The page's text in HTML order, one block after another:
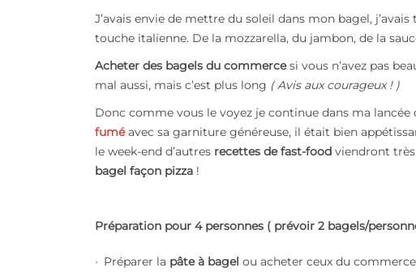
J’avais envie de mettre du soleil dans mon bagel,
touche italienne. De la mozzarella, du jambon, de la
Acheter des bagels du commercesi vous n’avez pas
mal aussi, mais c’est plus long ( Avis aux courageux ! )
Donc comme vous le voyez je continue dans ma lancée
fuméavec sa garniture généreuse, il était bien
le week-end d’autres recettes de fast-food viendront
bagel façon pizza !
Préparation pour 4 personnes ( prévoir 2 bagels/
Préparer la pâte à bagel ou acheter ceux du commerce